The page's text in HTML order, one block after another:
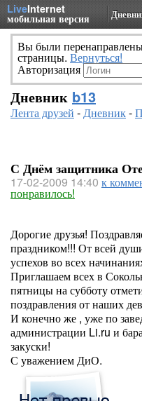
LiveInternet
мобильная версия
Вы были
страницы. Вернуться!
Авторизация
Дневник b13
Лента друзей -Дневник-
С Днём защитника
17-02-2009 14:40 к
понравилось!
Дорогие друзья!
праздником!!! От всей
успехов во всех
Приглашаем всех в
пятницы на субботу
поздравления от наших
И конечно же , уже по
администрации Li.ru и
закуски!
С уважением ДиО.